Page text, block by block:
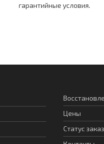
гарантийные условия.
Цены
Статус